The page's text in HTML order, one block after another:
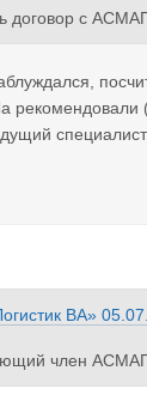
договор с
ВА»
член